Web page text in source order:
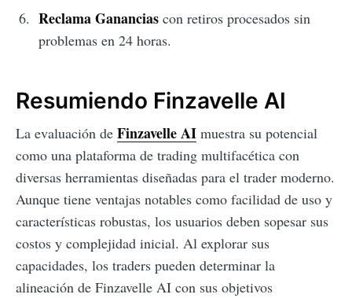
Reclama Gananciascon retiros procesados sin
problemas en 24 horas.
Resumiendo Finzavelle AI
La evaluación de Finzavelle AI muestra su potencial
como una plataforma de trading multifacética con
diversas herramientas diseñadas para el trader moderno.
Aunque tiene ventajas notables como facilidad de uso y
características robustas, los usuarios deben sopesar sus
costos y complejidad inicial. Al explorar sus
capacidades, los traders pueden determinar la
alineación de Finzavelle AI con sus objetivos